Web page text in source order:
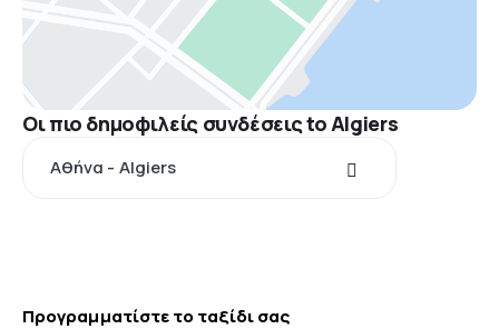
Οι πιο δημοφιλείς συνδέσεις to Algiers
Αθήνα - Algiers
Προγραμματίστε το ταξίδι σας